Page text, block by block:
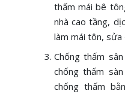
thấm mái bê
nhà cao tầng,
làm mái tôn, sửa
Chống thấm
chống thấm
chống thấm